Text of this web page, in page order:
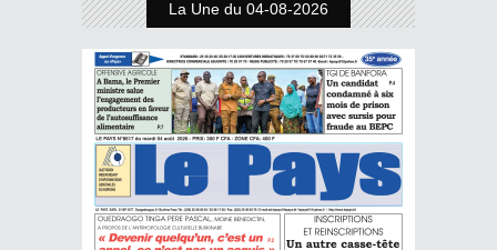
La Une du 04-08-2026